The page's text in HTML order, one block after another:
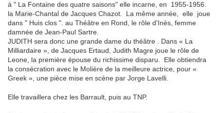
à " La Fontaine des quatre saisons" elle incarne, en 1955-1956.
la Marie-Chantal de Jacques Chazot. La même année, elle joue
dans " Huis clos ". au Théâtre en Rond, le rôle d'Inès, femme
damnée de Jean-Paul Sartre.
JUDITH sera donc une grande dame du théâtre . Dans « La
Milliardaire », de Jacques Ertaud, Judith Magre joue le rôle de
Leone, la première épouse du richissime disparu. Elle obtiendra
la consécration avec le Molière de la meilleure actrice, pour «
Greek », une pièce mise en scène par Jorge Lavelli.
Elle travaillera chez les Barrault, puis au TNP.